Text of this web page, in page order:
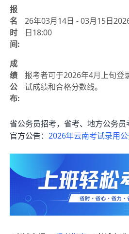
报
名
时
间:
26年03月14日 - 03月15日
日18:00
成
绩
公
布:
报考者可于2026年4月上旬登
试成绩和合格分数线。
省公务员招考，省考、地方公务员
官方公告： 2026年云南考试录用